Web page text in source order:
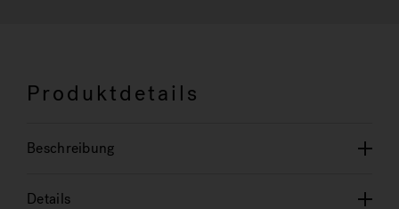
Produktdetails
Beschreibung
Details